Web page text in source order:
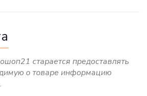
старается предоставлять
о товаре информацию